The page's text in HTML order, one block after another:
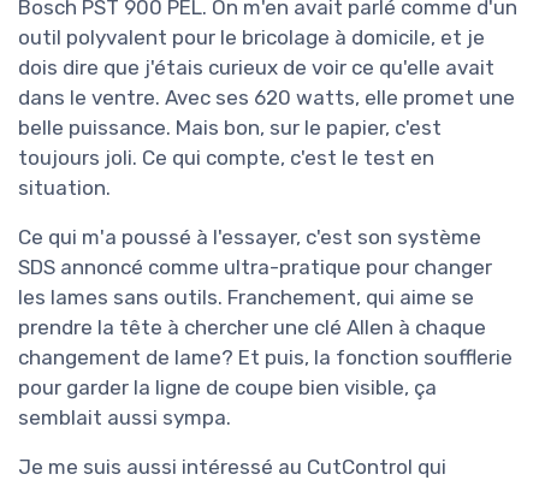
Bosch PST 900 PEL. On m'en avait parlé comme d'un
outil polyvalent pour le bricolage à domicile, et je
dois dire que j'étais curieux de voir ce qu'elle avait
dans le ventre. Avec ses 620 watts, elle promet une
belle puissance. Mais bon, sur le papier, c'est
toujours joli. Ce qui compte, c'est le test en
situation.
Ce qui m'a poussé à l'essayer, c'est son système
SDS annoncé comme ultra-pratique pour changer
les lames sans outils. Franchement, qui aime se
prendre la tête à chercher une clé Allen à chaque
changement de lame? Et puis, la fonction soufflerie
pour garder la ligne de coupe bien visible, ça
semblait aussi sympa.
Je me suis aussi intéressé au CutControl qui